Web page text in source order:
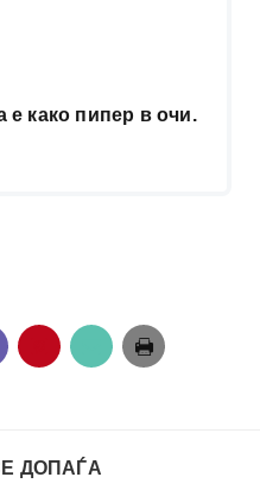
е како пипер в очи.
ДОПАЃА